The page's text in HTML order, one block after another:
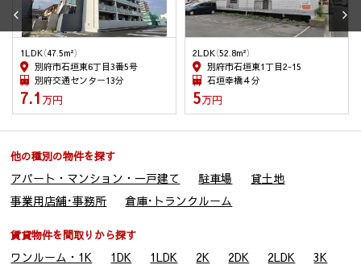
当社が保有する個人情報については、上記1.の利用目的達成の
為に、不動産情報、お名前、ご住所等の所要項目に付いては、
書面、郵便物、電話、電子メール、広告媒体等により、次の第
三者に提供される場合がございます。尚、ご本人からの申し出
がありましたら、提供を停止致します。又、第三者への提供に
あたっては、機密保持のために必要な措置を講じます。第三者
への個人情報の提供は、停止請求ができますが、契約履行上、
管理上の支障が生じることがあります。
(1) 取引の相手方となる者または見込者。あるいは取引の相手
方となるもの又は見込者から委託を受けた賃貸運営会社等。
(2) 他の宅建・不動産管理業者。
(3) 建物の所有者、貸主、又は、建物所有者から委託を受けた
(4) 賃料収納に関する大分銀行などの金融機関等
(5) 賃料債務保証に関わる家賃保証会社
2LDK（52.8m²）
別府市石垣東1丁目2-15
石垣幸橋４分
5万円
1DK（30.72m²）
別府市石垣東1丁目1番12
石垣幸橋４分
5万円
他の種別の物件を探す
アパート・マンション・一戸建て 駐車場
貸土地
事業用店舗･事務所
倉庫･トランクルーム
賃貸物件を間取りから探す
ワンルーム・1K 1DK 1LDK 2K 2DK 2LDK
3K